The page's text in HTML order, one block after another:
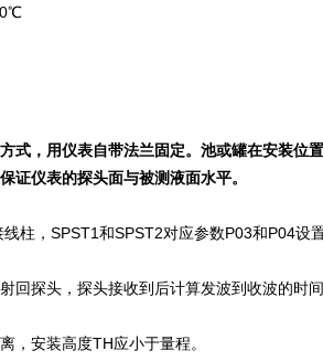
式，用仪表自带法兰固定。池或罐在安装位
证仪表的探头面与被测液面水平。
柱，SPST1和SPST2对应参数P03和P04设
回探头，探头接收到后计算发波到收波的时
，安装高度TH应小于量程。